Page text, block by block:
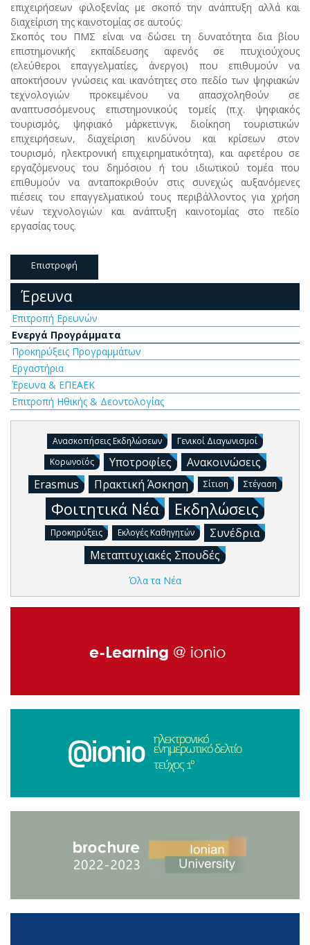
επιχειρήσεων φιλοξενίας με σκοπό την ανάπτυξη αλλά και
διαχείριση της καινοτομίας σε αυτούς.
Σκοπός του ΠΜΣ είναι να δώσει τη δυνατότητα δια βίου
επιστημονικής εκπαίδευσης αφενός σε πτυχιούχους
(ελεύθεροι επαγγελματίες, άνεργοι) που επιθυμούν να
αποκτήσουν γνώσεις και ικανότητες στο πεδίο των ψηφιακών
τεχνολογιών προκειμένου να απασχοληθούν σε
αναπτυσσόμενους επιστημονικούς τομείς (π.χ. ψηφιακός
τουρισμός, ψηφιακό μάρκετινγκ, διοίκηση τουριστικών
επιχειρήσεων, διαχείριση κινδύνου και κρίσεων στον
τουρισμό, ηλεκτρονική επιχειρηματικότητα), και αφετέρου σε
εργαζόμενους του δημόσιου ή του ιδιωτικού τομέα που
επιθυμούν να ανταποκριθούν στις συνεχώς αυξανόμενες
πιέσεις του επαγγελματικού τους περιβάλλοντος για χρήση
νέων τεχνολογιών και ανάπτυξη καινοτομίας στο πεδίο
εργασίας τους.
Επιστροφή
Έρευνα
Επιτροπή Ερευνών
Ενεργά Προγράμματα
Προκηρύξεις Προγραμμάτων
Εργαστήρια
Έρευνα & ΕΠΕΑΕΚ
Επιτροπή Ηθικής & Δεοντολογίας
Ανασκοπήσεις Εκδηλώσεων
Γενικοί Διαγωνισμοί
Κορωνοϊός
Υποτροφίες
Ανακοινώσεις
Erasmus
Πρακτική Άσκηση Σίτιση Στέγαση
Φοιτητικά Νέα Εκδηλώσεις
Προκηρύξεις Εκλογές Καθηγητών
Συνέδρια
Μεταπτυχιακές Σπουδές
Όλα τα Νέα